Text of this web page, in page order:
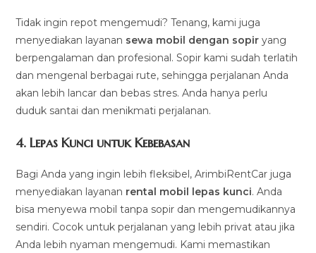
Tidak ingin repot mengemudi? Tenang, kami juga
menyediakan layanan sewa mobil dengan sopir yang
berpengalaman dan profesional. Sopir kami sudah terlatih
dan mengenal berbagai rute, sehingga perjalanan Anda
akan lebih lancar dan bebas stres. Anda hanya perlu
duduk santai dan menikmati perjalanan.
4.Lepas Kunci untuk Kebebasan
Bagi Anda yang ingin lebih fleksibel, ArimbiRentCar juga
menyediakan layanan rental mobil lepas kunci. Anda
bisa menyewa mobil tanpa sopir dan mengemudikannya
sendiri. Cocok untuk perjalanan yang lebih privat atau jika
Anda lebih nyaman mengemudi. Kami memastikan